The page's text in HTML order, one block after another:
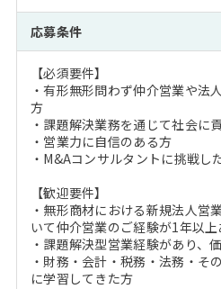
応募条件
【必須要件】
・有形無形問わず仲介営業や法
方
・課題解決業務を通じて社会に
・営業力に自信のある方
・M&Aコンサルタントに挑戦し
【歓迎要件】
・無形商材における新規法人営
いて仲介営業のご経験が1年以
・課題解決型営業経験があり、
・財務・会計・税務・法務・そ
に学習してきた方